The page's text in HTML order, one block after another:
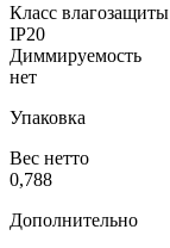
Класс влагозащиты
IP20
Диммируемость
нет
Упаковка
Вес нетто
0,788
Дополнительно